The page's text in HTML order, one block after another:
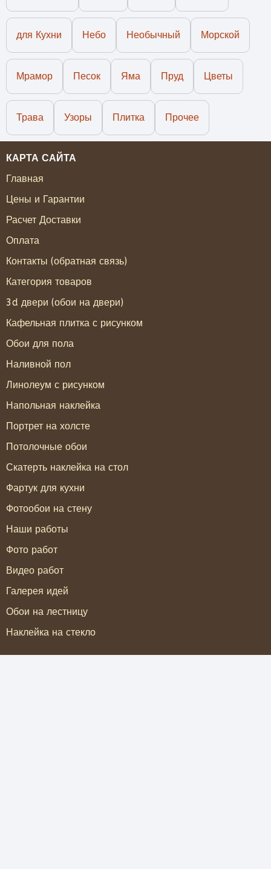
для Кухни Небо Необычный Морской
Мрамор Песок Яма Пруд Цветы
Трава Узоры Плитка Прочее
КАРТА САЙТА
Главная
Цены и Гарантии
Расчет Доставки
Оплата
Контакты (обратная связь)
Категория товаров
3d двери (обои на двери)
Кафельная плитка с рисунком
Обои для пола
Наливной пол
Линолеум с рисунком
Напольная наклейка
Портрет на холсте
Потолочные обои
Скатерть наклейка на стол
Фартук для кухни
Фотообои на стену
Наши работы
Фото работ
Видео работ
Галерея идей
Обои на лестницу
Наклейка на стекло